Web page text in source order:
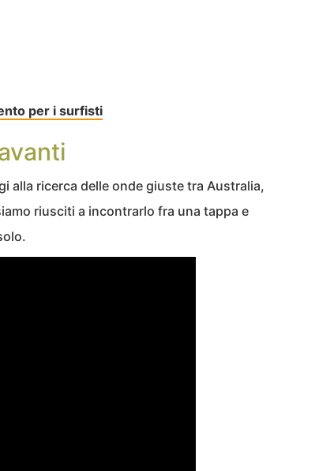
per i surfisti
alla ricerca delle onde giuste tra Australia,
riusciti a incontrarlo fra una tappa e